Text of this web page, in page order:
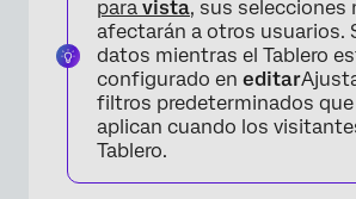
para vista, sus selecciones
afectarán a otros usuarios.
datos mientras el Tablero
configurado en editar
filtros predeterminados que
aplican cuando los
Tablero.